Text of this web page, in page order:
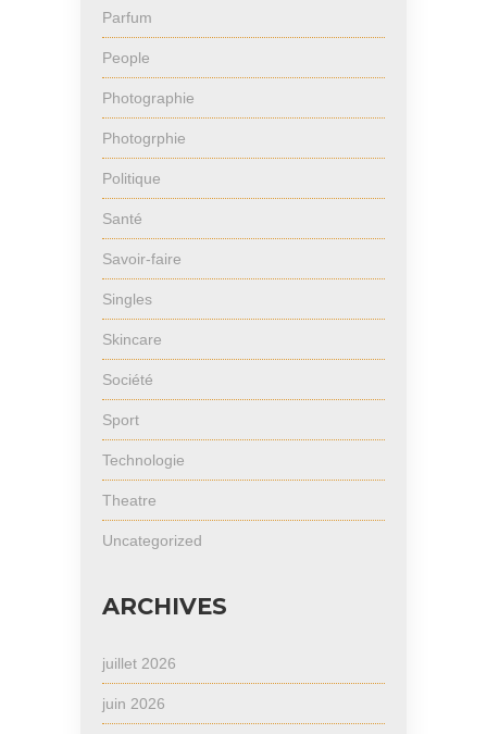
Parfum
People
Photographie
Photogrphie
Politique
Santé
Savoir-faire
Singles
Skincare
Société
Sport
Technologie
Theatre
Uncategorized
ARCHIVES
juillet 2026
juin 2026